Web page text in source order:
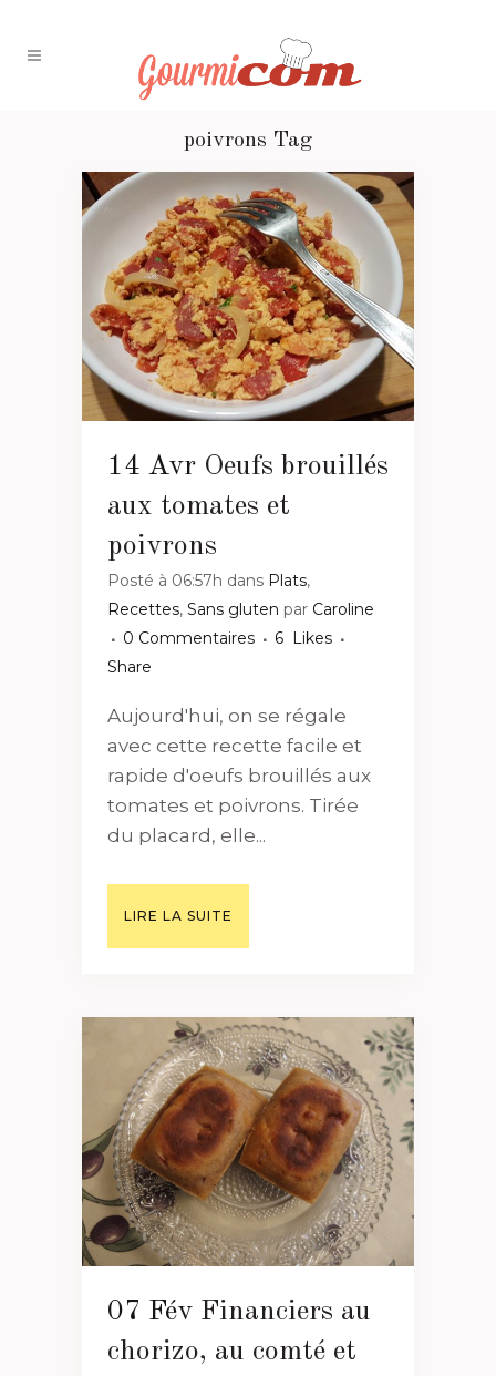
poivrons Tag
14 Avr Oeufs brouillés
aux tomates et
poivrons
Posté à 06:57h dans Plats,
Recettes, Sans gluten par Caroline
0 Commentaires
6 Likes
Share
Aujourd'hui, on se régale
avec cette recette facile et
rapide d'oeufs brouillés aux
tomates et poivrons. Tirée
du placard, elle...
LIRE LA SUITE
07 Fév Financiers au
chorizo, au comté et